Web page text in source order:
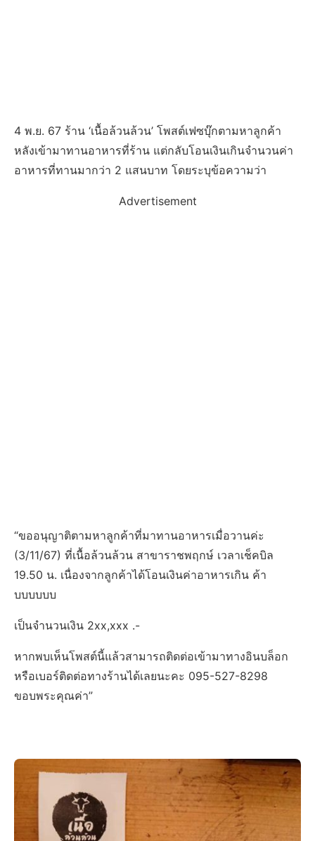
4 พ.ย. 67 ร้าน ‘เนื้อล้วนล้วน’ โพสต์เฟซบุ๊กตามหาลูกค้า
หลังเข้ามาทานอาหารที่ร้าน แต่กลับโอนเงินเกินจำนวนค่า
อาหารที่ทานมากว่า 2 แสนบาท โดยระบุข้อความว่า
Advertisement
“ขออนุญาติตามหาลูกค้าที่มาทานอาหารเมื่อวานค่ะ
(3/11/67) ที่เนื้อล้วนล้วน สาขาราชพฤกษ์ เวลาเช็คบิล
19.50 น. เนื่องจากลูกค้าได้โอนเงินค่าอาหารเกิน ค้า
บบบบบบ
เป็นจำนวนเงิน 2xx,xxx .-
หากพบเห็นโพสต์นี้แล้วสามารถติดต่อเข้ามาทางอินบล็อก
หรือเบอร์ติดต่อทางร้านได้เลยนะคะ 095-527-8298
ขอบพระคุณค่า”